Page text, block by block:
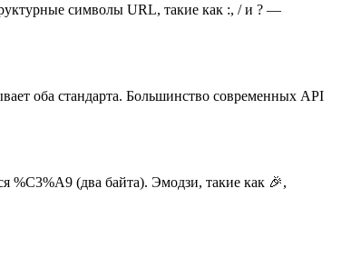
символы URL, такие как :, / и ? —
оба стандарта. Большинство современных API
%C3%A9 (два байта). Эмодзи, такие как 🎉,